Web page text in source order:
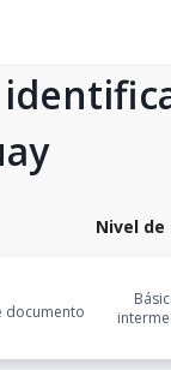
Nivel
documento